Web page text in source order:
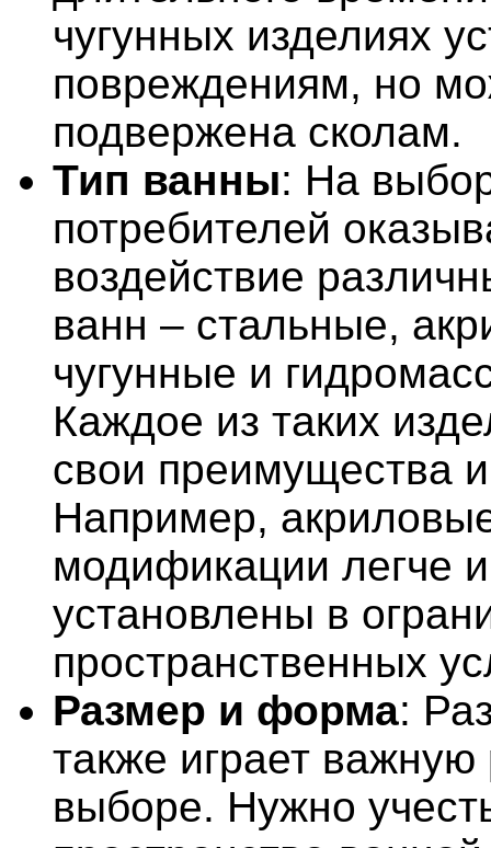
чугунных изделиях
повреждениям, но
подвержена сколам.
Тип ванны: На
потребителей
воздействие
ванн – стальные,
чугунные и
Каждое из таких
свои преимущества
Например,
модификации легче
установлены в
пространственных
Размер и форма:
также играет важную
выборе. Нужно